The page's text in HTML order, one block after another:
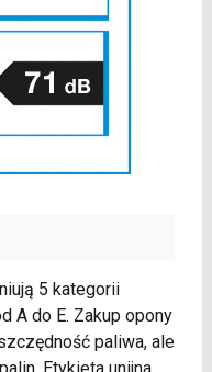
5 kategorii
A do E. Zakup opony
paliwa, ale